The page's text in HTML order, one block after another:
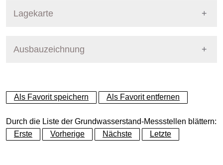
Dynamische Grafik
Nummer
Ausprägung GW-Stand
Grundwasserleiter Hauptgrundwasserleiter
Lagekarte
+
Ausbauzeichnung
Als Favorit speichern Als Favorit entfernen
Durch die Liste der Grundwasserstand-Messstellen blättern:
Erste
Vorherige Nächste Letzte